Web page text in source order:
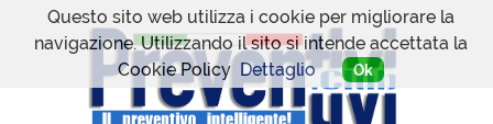
Questo sito web utilizza i cookie per migliorare la
navigazione. Utilizzando il sito si intende accettata la
Cookie Policy Dettaglio Ok